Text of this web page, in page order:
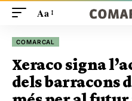
Aa
COMARCAL
Xeraco signa
dels barracons